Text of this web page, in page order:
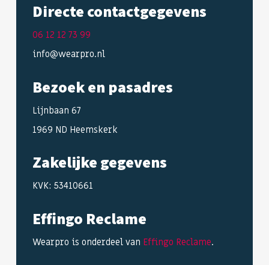
Directe contactgegevens
06 12 12 73 99
info@wearpro.nl
Bezoek en pasadres
Lijnbaan 67
1969 ND Heemskerk
Zakelijke gegevens
KVK: 53410661
Effingo Reclame
Wearpro is onderdeel van Effingo Reclame.